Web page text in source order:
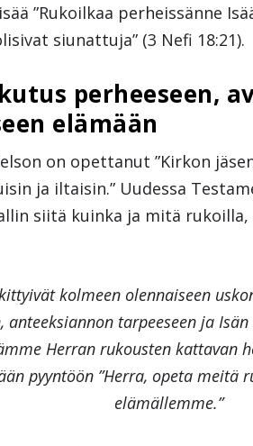
”Rukoilkaa perheissänne
siunattuja” (3 Nefi 18:21).
perheeseen,
elämään
on opettanut ”Kirkon
ja iltaisin.” Uudessa
siitä kuinka ja mitä rukoilla,
kolmeen olennaiseen
anteeksiannon tarpeeseen ja
Herran rukousten kattavan
pyyntöön ”Herra, opeta meitä
elämällemme.”